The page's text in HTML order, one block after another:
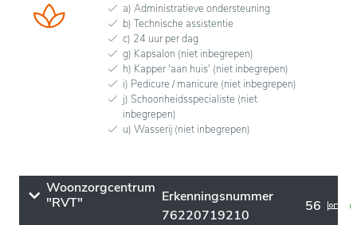
a) Administratieve ondersteuning
b) Technische assistentie
c) 24 uur per dag
g) Kapsalon (niet inbegrepen)
h) Kapper 'aan huis' (niet inbegrepen)
i) Pedicure / manicure (niet inbegrepen)
j) Schoonheidsspecialiste (niet
inbegrepen)
u) Wasserij (niet inbegrepen)
Woonzorgcentrum
"RVT"
Erkenningsnummer
76220719210
56